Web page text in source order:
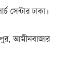
সেন্টার ঢাকা।
আমীনবাজার